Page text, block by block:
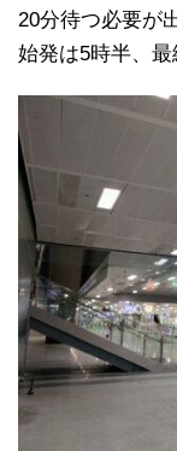
20分待つ必要が
始発は5時半、最